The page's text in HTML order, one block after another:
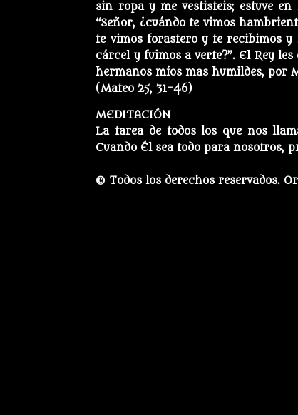
sin ropa y me vestisteis; estuve
“Señor, ¿cuándo te vimos
te vimos forastero y te recibimos y
cárcel y fuimos a verte?”. El Rey
hermanos míos mas humildes, por
(Mateo 25, 31-46)
MEDITACIÓN
La tarea de todos los que nos
Cuando Él sea todo para nosotros,
© Todos los derechos reservados.